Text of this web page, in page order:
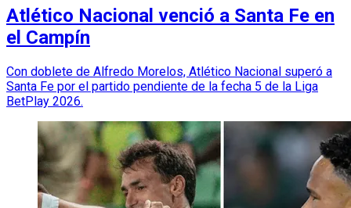
Atlético Nacional venció a Santa Fe en
el Campín
Con doblete de Alfredo Morelos, Atlético Nacional superó a
Santa Fe por el partido pendiente de la fecha 5 de la Liga
BetPlay 2026.